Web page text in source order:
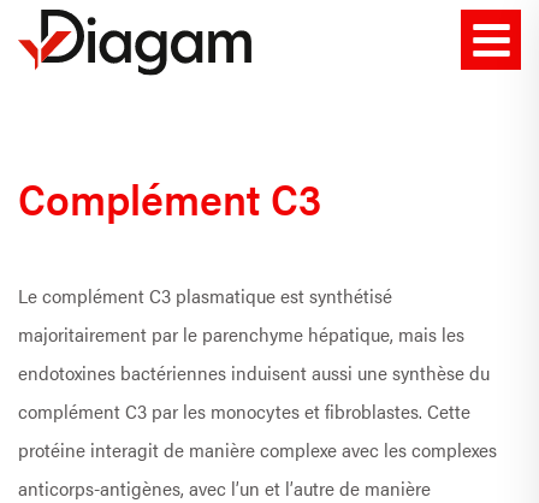
Complément C3
Le complément C3 plasmatique est synthétisé
majoritairement par le parenchyme hépatique, mais les
endotoxines bactériennes induisent aussi une synthèse du
complément C3 par les monocytes et fibroblastes. Cette
protéine interagit de manière complexe avec les complexes
anticorps-antigènes, avec l’un et l’autre de manière